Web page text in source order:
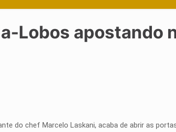
Lobos apostando
do chef Marcelo Laskani, acaba de abrir as